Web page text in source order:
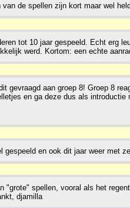
de spellen zijn kort maar wel
tot 10 jaar gespeeld. Echt erg
werd. Kortom: een echte
gevraagd aan groep 8! Groep 8
en ga deze dus als
en ook dit jaar weer met
"grote" spellen, vooral als het
djamilla